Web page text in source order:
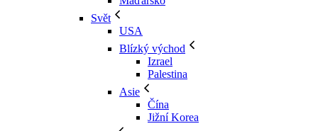
Svět
USA
Blízký východ
Izrael
Palestina
Asie
Čína
Jižní Korea